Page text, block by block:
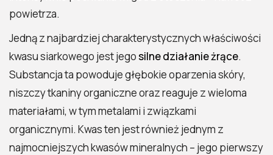
powietrza.
Jedną z najbardziej charakterystycznych właściwości
kwasu siarkowego jest jegosilne działanie żrące.
Substancja ta powoduje głębokie oparzenia skóry,
niszczy tkaniny organiczne oraz reaguje z wieloma
materiałami, w tym metalami i związkami
organicznymi. Kwas ten jest również jednym z
najmocniejszych kwasów mineralnych – jego pierwszy
Jak H₂SO₄ wpływa na środowisko?